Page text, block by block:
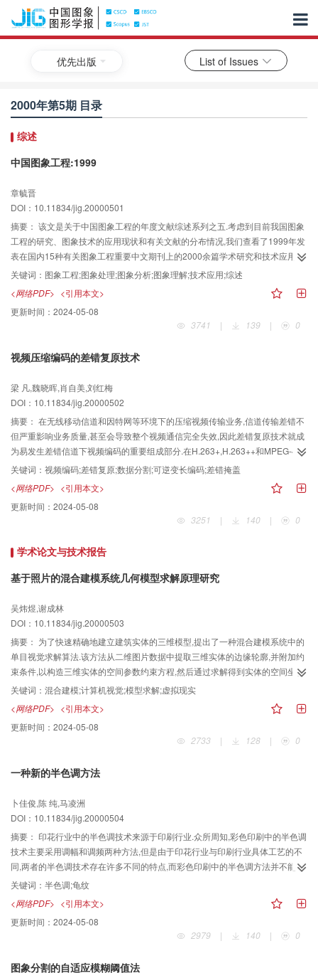
优先出版 List of Issues
2000年第5期 目录
综述
中国图象工程:1999
章毓晋
DOI：10.11834/jig.20000501
摘要： 该文是关于中国图象工程的年度文献综述系列之五.考虑到目前我国图象
工程的研究、图象技术的应用现状和有关文献的分布情况,我们查看了1999年发
表在国内15种有关图象工程重要中文期刊上的2000余篇学术研究和技术应用论
文,从中选出属于图象工程领域的近400篇有关文献,根据其主要内容进行了分类
和统计,并对结果进行了分析讨论.另外,还对1995~1999年图象工程文献综述系
列进行了小结,以期能更好地分析上世纪最后几年中国图象工程的发展情况.该小
结概括反映了图象工程在我国的发展情况和现状,对从事图象工程研究和图象技
术应用的人员查阅有关文献提供了方便,并对期刊编者和论文作者有参考作用.
关键词： 图象工程;图象处理;图象分析;图象理解;技术应用;综述
<网络PDF> <引用本文>
更新时间： 2024-05-08
3741
| 139 | 0
视频压缩编码的差错复原技术
梁 凡,魏晓晖,肖自美,刘红梅
DOI：10.11834/jig.20000502
摘要： 在无线移动信道和因特网等环境下的压缩视频传输业务,信道传输差错不
但严重影响业务质量,甚至会导致整个视频通信完全失效,因此差错复原技术就成
为易发生差错信道下视频编码的重要组成部分.在H.263+,H.263++和MPEG-4等
视频编码标准中均采用了若干差错复原技术或工具.该文对目前各种新的视频编
码标准中所应用的一些差错复原技术,如重同步、数据分割、可逆变长编码、参
考图象选择、差错掩盖等的内容、原理进行了详细的叙述.并利用第三代移动通
信系统的信道模型进行了差错复原技术的实验.结果表明,在应用了差错复原技术
后重建图象的主客观质量均得到了明显的改善.
关键词： 视频编码;差错复原;数据分割;可逆变长编码;差错掩盖
<网络PDF> <引用本文>
更新时间： 2024-05-08
3251
| 140 | 0
学术论文与技术报告
基于照片的混合建模系统几何模型求解原理研究
吴炜煜,谢成林
DOI：10.11834/jig.20000503
摘要： 为了快速精确地建立建筑实体的三维模型,提出了一种混合建模系统中的
单目视觉求解算法.该方法从二维图片数据中提取三维实体的边缘轮廓,并附加约
束条件,以构造三维实体的空间参数约束方程,然后通过求解得到实体的空间坐标
参数,再利用纹理提取及转换等技术,来实现从照片到计算机中三维真实感实体的
创建.实验表明,该求解模型建模效率高、实用性强,能够用于大多数建筑实体的建
模.
关键词： 混合建模;计算机视觉;模型求解;虚拟现实
<网络PDF> <引用本文>
更新时间： 2024-05-08
2733
| 128 | 0
一种新的半色调方法
卜佳俊,陈 纯,马凌洲
DOI：10.11834/jig.20000504
摘要： 印花行业中的半色调技术来源于印刷行业.众所周知,彩色印刷中的半色调
技术主要采用调幅和调频两种方法,但是由于印花行业与印刷行业具体工艺的不
同,两者的半色调技术存在许多不同的特点,而彩色印刷中的半色调方法并不能直
接应用于印花行业,因此需要研究适合印花行业的半色调方法.针对印花行业的特
点,本文提出了一种全新的挂网算法.该算法不仅能够满足印花行业特定工艺的需
要,而且从根本上解决了印制云纹图案时容易产生龟纹的现象.此算法已在
Windows 98平台上实现,并在实际生产中应用.
关键词： 半色调;龟纹
<网络PDF> <引用本文>
更新时间： 2024-05-08
2979
| 140 | 0
图象分割的自适应模糊阈值法